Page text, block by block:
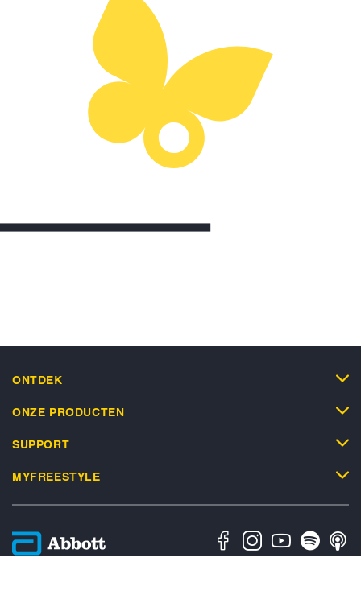
ONTDEK
ONZE PRODUCTEN
SUPPORT
MYFREESTYLE